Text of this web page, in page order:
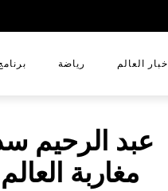
أخبار العالم رياضة
عبد الرحيم
مغاربة